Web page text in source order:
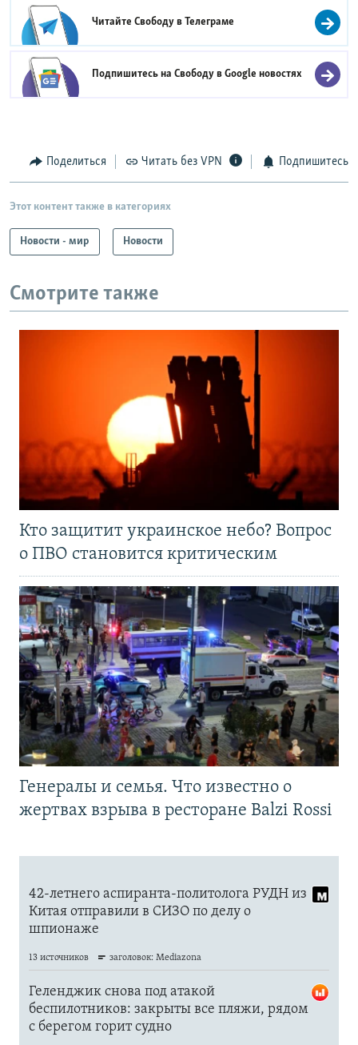
Читайте Свободу вТелеграме
Подпишитесь на Свободу вGoogle новостях
Поделиться Читать без VPN Подпишитесь
Этот контент также в категориях
Новости - мир Новости
Смотрите также
Кто защитит украинское небо? Вопрос
о ПВО становится критическим
Генералы и семья. Что известно о
жертвах взрыва в ресторане Balzi Rossi